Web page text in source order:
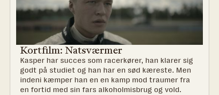
Kortfilm: Natsværmer
Kasper har succes som racerkører, han klarer sig
godt på studiet og han har en sød kæreste. Men
indeni kæmper han en en kamp mod traumer fra
en fortid med sin fars alkoholmisbrug og vold.